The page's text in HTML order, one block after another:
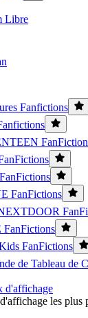
Libre
Fanfictions
FanFictions
FanFictions
de Tableau de
d'affichage
les plus